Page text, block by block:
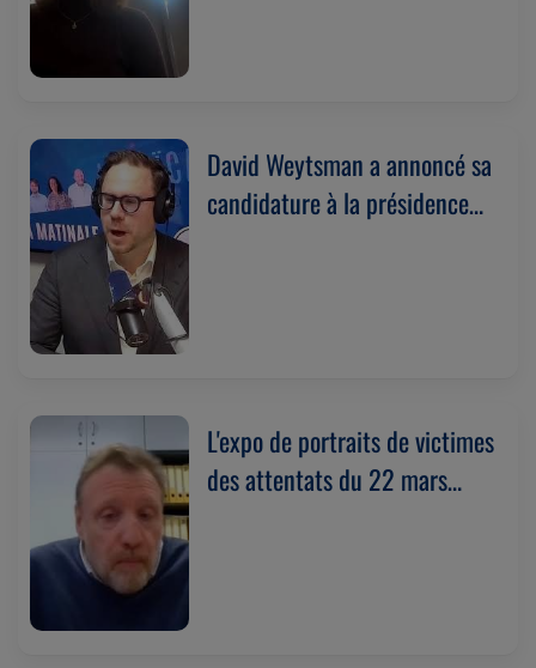
David Weytsman a annoncé sa
candidature à la présidence
L'expo de portraits de victimes
des attentats du 22 mars